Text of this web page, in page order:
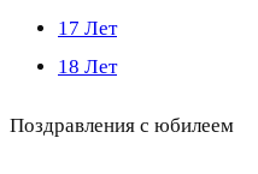
17 Лет
18 Лет
Поздравления с юбилеем